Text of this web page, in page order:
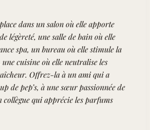
dans un salon où elle apporte
légèreté, une salle de bain où elle
spa, un bureau où elle stimule la
cuisine où elle neutralise les
Offrez-la à un ami qui a
de pep’s, à une sœur passionnée de
qui apprécie les parfums